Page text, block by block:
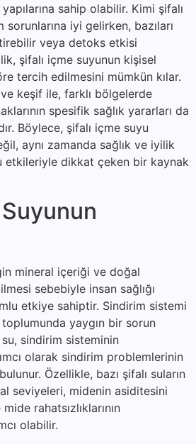
sahip olabilir. Kimi şifalı
iyi gelirken, bazıları
veya detoks etkisi
şifalı içme suyunun kişisel
tercih edilmesini mümkün kılar.
keşif ile, farklı bölgelerde
spesifik sağlık yararları da
Böylece, şifalı içme suyu
aynı zamanda sağlık ve iyilik
etkileriyle dikkat çeken bir kaynak
mineral içeriği ve doğal
sebebiyle insan sağlığı
etkiye sahiptir. Sindirim sistemi
toplumunda yaygın bir sorun
sindirim sisteminin
olarak sindirim problemlerinin
Özellikle, bazı şifalı suların
seviyeleri, midenin asiditesini
rahatsızlıklarının
olabilir.